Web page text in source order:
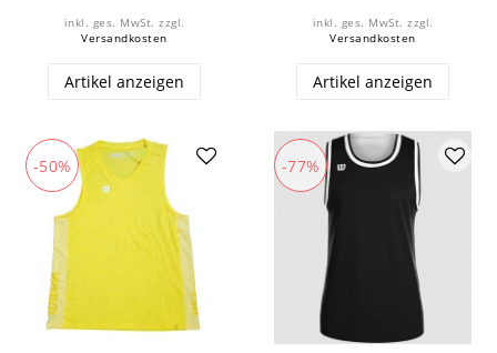
inkl. ges. MwSt. zzgl.
Versandkosten
Artikel anzeigen
inkl. ges. MwSt. zzgl.
Versandkosten
Artikel anzeigen
-50% -77%